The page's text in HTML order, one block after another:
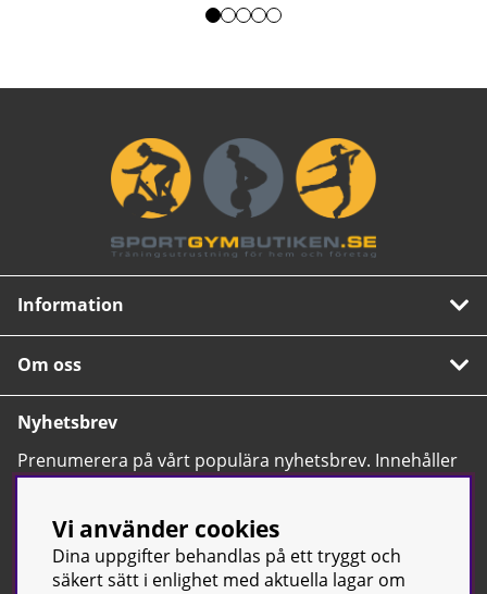
Information
Om oss
Nyhetsbrev
Prenumerera på vårt populära nyhetsbrev. Innehåller
tips, nyheter och våra allra bästa erbjudanden.
Vi använder cookies
Dina uppgifter behandlas på ett tryggt och
säkert sätt i enlighet med aktuella lagar om